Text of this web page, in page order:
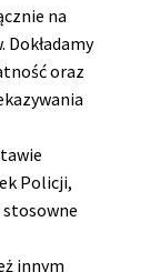
na
oraz
Policji,
stosowne
innym